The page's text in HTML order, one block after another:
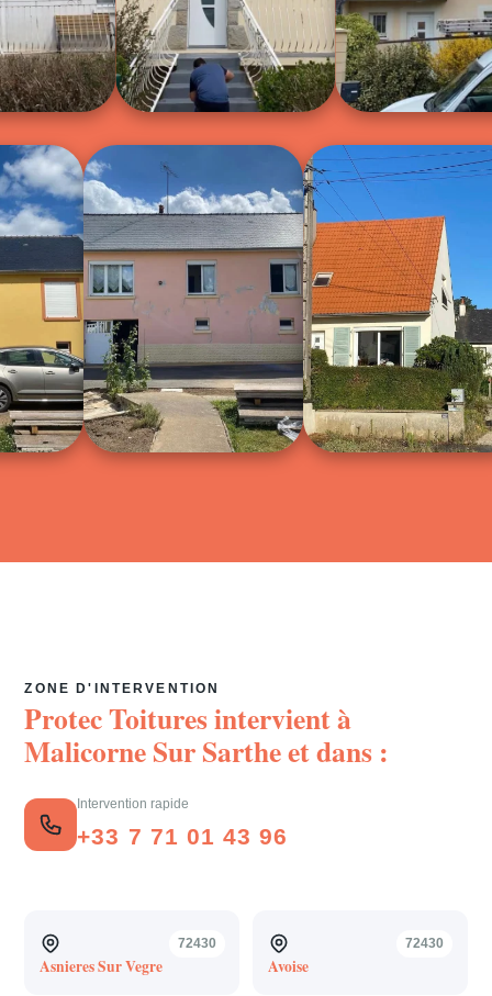
ZONE D'INTERVENTION
Protec Toitures intervient à
Malicorne Sur Sartheet dans :
Intervention rapide
+33 7 71 01 43 96
72430
Asnieres Sur Vegre
72430
Avoise